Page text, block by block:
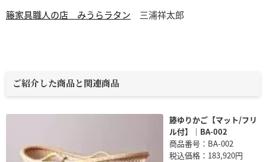
籐家具職人の店 みうらラタン 三浦祥太郎
ご紹介した商品と関連商品
籐ゆりかご【マット/フリ
ル付】｜BA-002
商品番号：BA-002
税込価格：183,920円